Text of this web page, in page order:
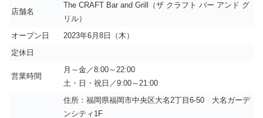
店舗名
The CRAFT Bar and Grill（ザ クラフト バー アンド グ
リル）
オープン日
2023年6月8日（木）
定休日
営業時間
月～金／8:00～22:00
土・日・祝日／9:00～21:00
住所：福岡県福岡市中央区大名2丁目6-50 大名ガーデ
ンシティ1F